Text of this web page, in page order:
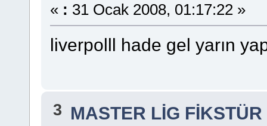
« : 31 Ocak 2008, 01:17:22 »
liverpolll hade gel yarın
3 MASTER LİG FİKSTÜR